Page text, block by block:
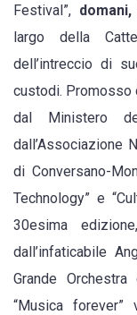
Festival”,
largo della
dell’intreccio di
custodi. Promosso
dal Ministero
dall’Associazione
di Conversano-
Technology” e
30esima
dall’infaticabile
Grande
“Musica